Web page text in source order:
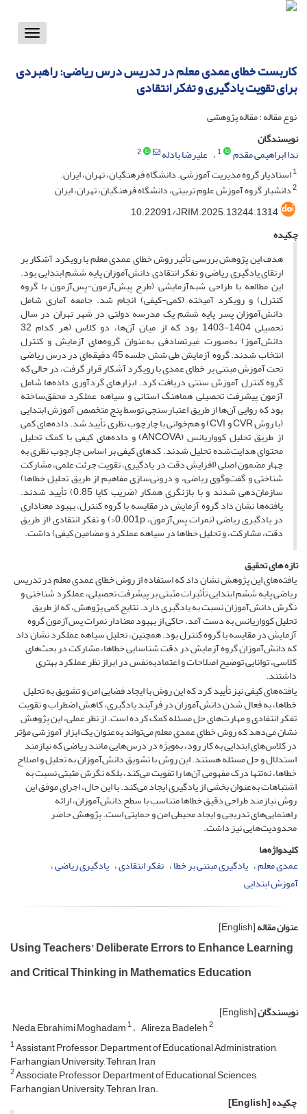
Toggle
کاربست خطای عمدی معلم در تدریس درس ریاضی: راهبردی
برای تقویت یادگیری و تفکر انتقادی
نوع مقاله : مقاله پژوهشی
نویسندگان
ندا ابراهیمی مقدم
1 علیرضا بادله
2
1استادیار گروه مدیریت آموزشی. دانشگاه فرهنگیان، تهران، ایران.
2دانشیار گروه آموزش علوم تربیتی، دانشگاه فرهنگیان، تهران، ایران
10.22091/JRIM.2025.13244.1314
چکیده
هدف این پژوهش بررسی تأثیر روش خطای عمدی معلم با رویکرد آشکار بر
ارتقای یادگیری ریاضی و تفکر انتقادی دانش‌آموزان پایه ششم ابتدایی بود.
این مطالعه با طراحی شبه‌آزمایشی (طرح پیش‌آزمون-پس‌آزمون با گروه
کنترل) و رویکرد آمیخته (کمی-کیفی) انجام شد. جامعه آماری شامل
دانش‌آموزان پسر پایه ششم یک مدرسه دولتی در شهر تهران در سال
تحصیلی 1404-1403 بود که از میان آن‌ها، دو کلاس (هر کدام 32
دانش‌آموز) به‌صورت غیرتصادفی به‌عنوان گروه‌های آزمایش و کنترل
انتخاب شدند. گروه آزمایش طی شش جلسه 45 دقیقه‌ای در درس ریاضی
تحت آموزش مبتنی بر خطای عمدی با رویکرد آشکار قرار گرفت، در حالی که
گروه کنترل آموزش سنتی دریافت کرد. ابزارهای گردآوری داده‌ها شامل
آزمون پیشرفت تحصیلی هماهنگ استانی و سیاهه عملکرد محقق‌ساخته
بود که روایی آن‌ها از طریق اعتبارسنجی توسط پنج متخصص آموزش ابتدایی
(با روش CVR و CVI) و هم‌خوانی با چارچوب نظری تأیید شد. داده‌های کمی
از طریق تحلیل کوواریانس (ANCOVA) و داده‌های کیفی با کمک تحلیل
محتوای هدایت‌شده تحلیل شدند. کدهای کیفی بر اساس چارچوب نظری به
چهار مضمون اصلی (افزایش دقت در یادگیری، تقویت جرئت علمی، مشارکت
شناختی و گفت‌وگوی ریاضی، و درونی‌سازی مفاهیم از طریق تحلیل خطاها)
سازمان‌دهی شدند و با بازنگری همکار (ضریب کاپا 0.85) تأیید شدند.
یافته‌ها نشان داد گروه آزمایش در مقایسه با گروه کنترل، بهبود معناداری
در یادگیری ریاضی (نمرات پس‌آزمون، 0.001p<) و تفکر انتقادی (از طریق
دقت، مشارکت، و تحلیل خطاها در سیاهه عملکرد و مضامین کیفی) داشت.
تازه های تحقیق
یافته‌های این پژوهش نشان داد که استفاده از روش خطای عمدی معلم در تدریس
ریاضی پایه ششم ابتدایی تأثیرات مثبتی بر پیشرفت تحصیلی، عملکرد شناختی و
نگرش دانش‌آموزان نسبت به یادگیری دارد. نتایج کمی پژوهش، که از طریق
تحلیل کوواریانس به دست آمد، حاکی از بهبود معنادار نمرات پس‌آزمون گروه
آزمایش در مقایسه با گروه کنترل بود. همچنین، تحلیل سیاهه عملکرد نشان داد
که دانش‌آموزان گروه آزمایش در دقت شناسایی خطاها، مشارکت در بحث‌های
کلاسی، توانایی توضیح اصلاحات و اعتمادبه‌نفس در ابراز نظر عملکرد بهتری
داشتند.
یافته‌های کیفی نیز تأیید کرد که این روش با ایجاد فضایی امن و تشویق به تحلیل
خطاها، به فعال شدن دانش‌آموزان در فرآیند یادگیری، کاهش اضطراب و تقویت
تفکر انتقادی و مهارت‌های حل مسئله کمک کرده است. از نظر عملی، این پژوهش
نشان می‌دهد که روش خطای عمدی معلم می‌تواند به‌عنوان یک ابزار آموزشی مؤثر
در کلاس‌های ابتدایی به کار رود، به‌ویژه در درس‌هایی مانند ریاضی که نیازمند
استدلال و حل مسئله هستند. این روش با تشویق دانش‌آموزان به تحلیل و اصلاح
خطاها، نه‌تنها درک مفهومی آن‌ها را تقویت می‌کند، بلکه نگرش مثبتی نسبت به
اشتباهات به‌عنوان بخشی از یادگیری ایجاد می‌کند. با این حال، اجرای موفق این
روش نیازمند طراحی دقیق خطاها متناسب با سطح دانش‌آموزان، ارائه
راهنمایی‌های تدریجی و ایجاد محیطی امن و حمایتی است. پژوهش حاضر
محدودیت‌هایی نیز داشت.
کلیدواژه‌ها
عمدی معلم یادگیری مبتنی بر خطا تفکر انتقادی یادگیری ریاضی
آموزش ابتدایی
عنوان مقاله[English]
Using Teachers’ Deliberate Errors to Enhance Learning
and Critical Thinking in Mathematics Education
نویسندگان[English]
Neda Ebrahimi Moghadam1 Alireza Badeleh2
1Assistant Professor, Department of Educational Administration,
Farhangian University, Tehran, Iran
2Associate Professor, Department of Educational Sciences,
Farhangian University, Tehran, Iran.
چکیده[English]